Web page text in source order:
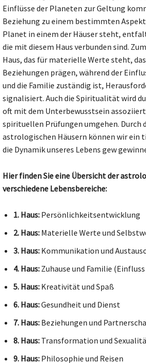
Einflüsse der Planeten zur Geltung
Beziehung zu einem bestimmten
Planet in einem der Häuser steht,
die mit diesem Haus verbunden sind.
Haus, das für materielle Werte steht,
Beziehungen prägen, während der
und die Familie zuständig ist,
signalisiert. Auch die Spiritualität wird
oft mit dem Unterbewusstsein
spirituellen Prüfungen umgehen. Durch
astrologischen Häusern können wir ein
die Dynamik unseres Lebens gew
Hier finden Sie eine Übersicht der
verschiedene Lebensbereiche:
1. Haus:Persönlichkeitsentwicklung
2. Haus:Materielle Werte und
3. Haus:Kommunikation und
4. Haus:Zuhause und Familie
5. Haus:Kreativität und Spaß
6. Haus:Gesundheit und Dienst
7. Haus:Beziehungen und
8. Haus:Transformation und
9. Haus:Philosophie und Reisen